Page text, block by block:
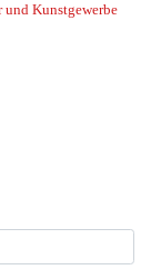
Kunstgewerbe